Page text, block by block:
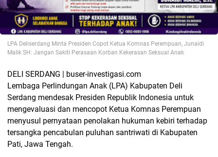
LPA Deliserdang Minta Presiden Copot Ketua Komnas Perempuan, Junaidi
Malik SH: Jangan Sakiti Perasaan Korban Kekerasan Seksual Anak
DELI SERDANG | buser-investigasi.com
Lembaga Perlindungan Anak (LPA) Kabupaten Deli
Serdang mendesak Presiden Republik Indonesia untuk
mengevaluasi dan mencopot Ketua Komnas Perempuan
menyusul pernyataan penolakan hukuman kebiri terhadap
tersangka pencabulan puluhan santriwati di Kabupaten
Pati, Jawa Tengah.